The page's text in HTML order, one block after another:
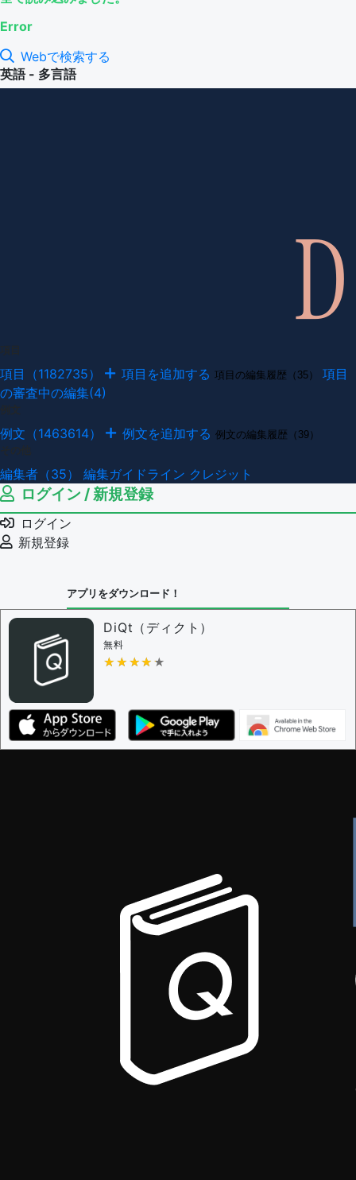
Error
Webで検索する
英語 - 多言語
項目（1182735） 項目を追加する 項目の編集履歴（35）
項目
の審査中の編集(4)
例文（1463614） 例文を追加する 例文の編集履歴（39）
編集者（35） 編集ガイドライン クレジット
ログイン / 新規登録
ログイン
新規登録
アプリをダウンロード！
DiQt（ディクト）
無料
★★★★★
★★★★★